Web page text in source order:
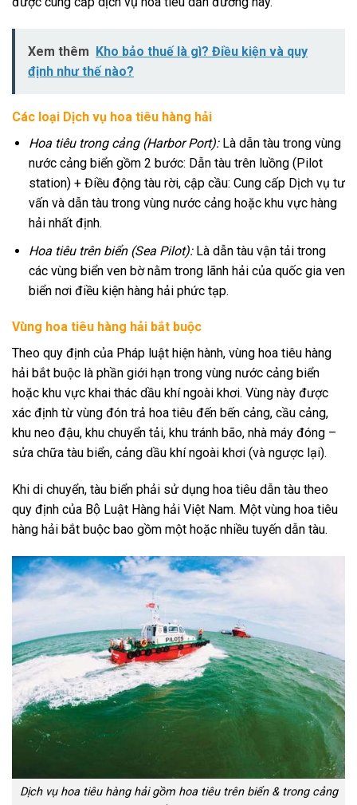
Xem thêm Kho bảo thuế là gì? Điều kiện và quy
định như thế nào?
Các loại Dịch vụ hoa tiêu hàng hải
Hoa tiêu trong cảng (Harbor Port):Là dẫn tàu trong vùng
nước cảng biển gồm 2 bước: Dẫn tàu trên luồng (Pilot
station) + Điều động tàu rời, cập cầu: Cung cấp Dịch vụ tư
vấn và dẫn tàu trong vùng nước cảng hoặc khu vực hàng
hải nhất định.
Hoa tiêu trên biển (Sea Pilot):Là dẫn tàu vận tải trong
các vùng biển ven bờ nằm trong lãnh hải của quốc gia ven
biển nơi điều kiện hàng hải phức tạp.
Vùng hoa tiêu hàng hải bắt buộc
Theo quy định của Pháp luật hiện hành, vùng hoa tiêu hàng
hải bắt buộc là phần giới hạn trong vùng nước cảng biển
hoặc khu vực khai thác dầu khí ngoài khơi. Vùng này được
xác định từ vùng đón trả hoa tiêu đến bến cảng, cầu cảng,
khu neo đậu, khu chuyển tải, khu tránh bão, nhà máy đóng –
sửa chữa tàu biển, cảng dầu khí ngoài khơi (và ngược lại).
Khi di chuyển, tàu biển phải sử dụng hoa tiêu dẫn tàu theo
quy định của Bộ Luật Hàng hải Việt Nam. Một vùng hoa tiêu
hàng hải bắt buộc bao gồm một hoặc nhiều tuyến dẫn tàu.
Dịch vụ hoa tiêu hàng hải gồm hoa tiêu trên biển & trong cảng